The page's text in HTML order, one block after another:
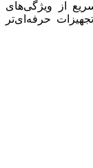
از ویژگی‌های
حرفه‌ای‌تر